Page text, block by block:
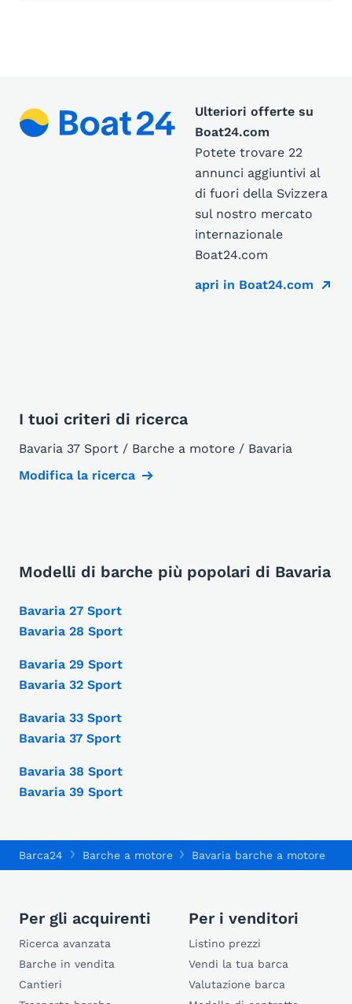
Ulteriori offerte su
Boat24.com
Potete trovare 22
annunci aggiuntivi al
di fuori della Svizzera
sul nostro mercato
internazionale
Boat24.com
apri in Boat24.com
I tuoi criteri di ricerca
Bavaria 37 Sport / Barche a motore / Bavaria
Modifica la ricerca
Modelli di barche più popolari di Bavaria
Bavaria 27 Sport
Bavaria 28 Sport
Bavaria 29 Sport
Bavaria 32 Sport
Bavaria 33 Sport
Bavaria 37 Sport
Bavaria 38 Sport
Bavaria 39 Sport
Barca24 Barche a motore Bavaria barche a motore
Per gli acquirenti
Ricerca avanzata
Barche in vendita
Cantieri
Per i venditori
Listino prezzi
Vendi la tua barca
Valutazione barca